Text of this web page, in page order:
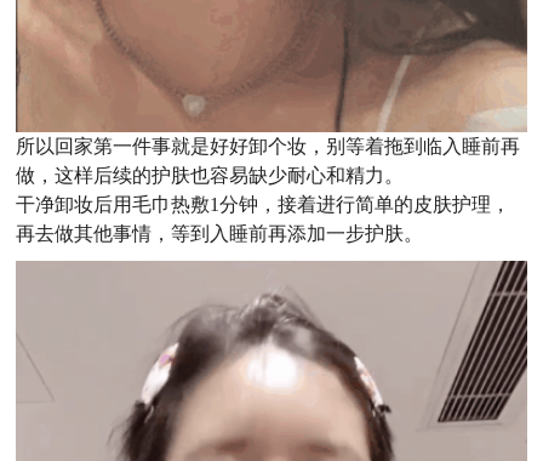
所以回家第一件事就是好好卸个妆，别等着拖到临入睡前再
做，这样后续的护肤也容易缺少耐心和精力。
干净卸妆后用毛巾热敷1分钟，接着进行简单的皮肤护理，
再去做其他事情，等到入睡前再添加一步护肤。